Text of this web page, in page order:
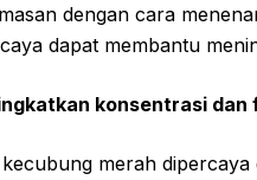
dengan cara
dapat membantu
konsentrasi dan
merah